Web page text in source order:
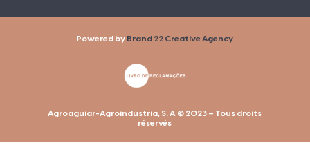
Powered by Brand 22 Creative Agency
Agroaguiar-Agroindústria, S. A © 2023 – Tous droits
réservés